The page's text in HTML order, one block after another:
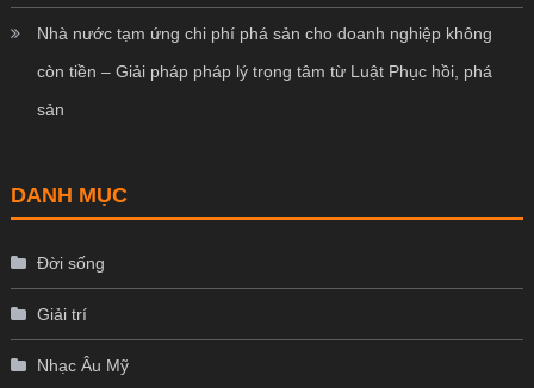
Nhà nước tạm ứng chi phí phá sản cho doanh nghiệp không
còn tiền – Giải pháp pháp lý trọng tâm từ Luật Phục hồi, phá
sản
DANH MỤC
Đời sống
Giải trí
Nhạc Âu Mỹ